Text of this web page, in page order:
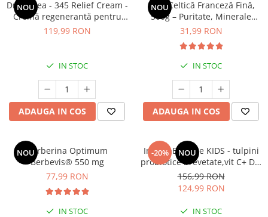
Cătină
Chlorella
Electroliti
Produse Apicole
Cacao
NOU
Dr. Althea - 345 Relief Cream -
Cremă regenerantă pentru
față - 50 ml
119,99 RON
IN STOC
ADAUGA IN COS
NOU
Sare Celtică Franceză Fină,
500g – Puritate, Minerale
Marine și Gust Autentic
31,99 RON
IN STOC
ADAUGA IN COS
NOUBerberina Optimum
Berbevis® 550 mg
77,99 RON
IN STOC
-20% NOU
ImmunBalance KIDS - tulpini
probiotice brevetate,vit C+ D3,
entru susținerea
microbiomului și a imunității
156,99 RON
124,99 RON
IN STOC